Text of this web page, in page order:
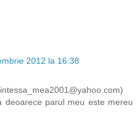
2012 la 16:38
deoarece parul meu este mereu